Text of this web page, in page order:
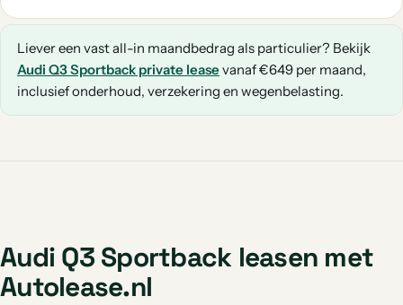
Liever een vast all-in maandbedrag als particulier? Bekijk
Audi Q3 Sportback private lease vanaf €649 per maand,
inclusief onderhoud, verzekering en wegenbelasting.
Audi Q3 Sportback leasen met
Autolease.nl